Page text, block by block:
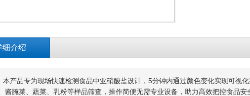
细介绍
产品专为现场快速检测食品中亚硝酸盐设计，5分钟内通过颜色变化实现可视
酱腌菜、蔬菜、乳粉等样品筛查，操作简便无需专业设备，助力高效把控食品安